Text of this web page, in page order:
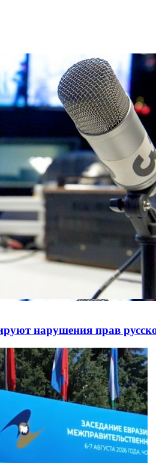
нарушения прав